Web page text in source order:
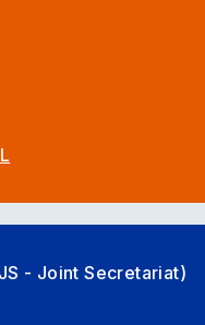
- Joint Secretariat)